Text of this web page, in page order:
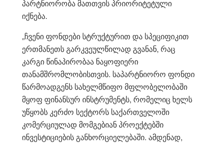
პარტნიორობა მათთვის პრიორიტეტული
იქნება.
„ჩვენი ფონდები სტრუქტურით და სპეციფიკით
ერთმანეთს გარკვეულწილად გვანან, რაც
კარგი წინაპირობაა ნაყოფიერი
თანამშრომლობისთვის. საპარტნიორო ფონდი
წარმოადგენს სახელმწიფო მფლობელობაში
მყოფ ფინანსურ ინსტრუმენტს, რომელიც ხელს
უწყობს კერძო სექტორს საქართველოში
კომერციულად მომგებიან პროექტებში
ინვესტიციების განხორციელებაში. ამდენად,